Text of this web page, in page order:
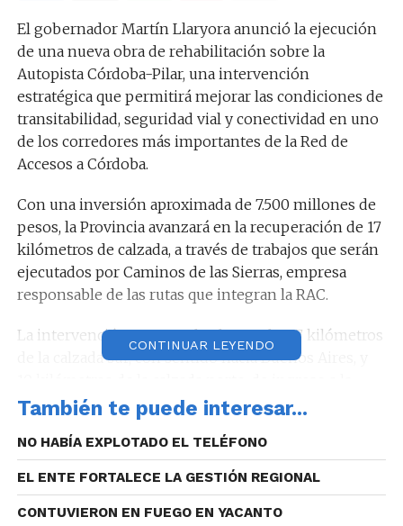
El gobernador Martín Llaryora anunció la ejecución
de una nueva obra de rehabilitación sobre la
Autopista Córdoba-Pilar, una intervención
estratégica que permitirá mejorar las condiciones de
transitabilidad, seguridad vial y conectividad en uno
de los corredores más importantes de la Red de
Accesos a Córdoba.
Con una inversión aproximada de 7.500 millones de
pesos, la Provincia avanzará en la recuperación de 17
kilómetros de calzada, a través de trabajos que serán
ejecutados por Caminos de las Sierras, empresa
responsable de las rutas que integran la RAC.
La intervención contempla obras sobre 7 kilómetros
de la calzada sur, con sentido hacia Buenos Aires, y
ciudad de Córdoba.
El plazo previsto para la finalización de los trabajos
es de ocho meses.
CONTINUAR LEYENDO
También te puede interesar...
NO HABÍA EXPLOTADO EL TELÉFONO
EL ENTE FORTALECE LA GESTIÓN REGIONAL
CONTUVIERON EN FUEGO EN YACANTO